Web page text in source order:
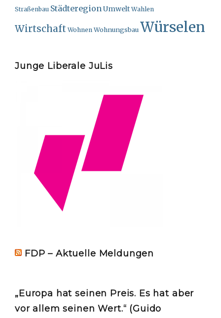
Straßenbau Städteregion Umwelt Wahlen
Wirtschaft Wohnen WohnungsbauWürselen
Junge Liberale JuLis
FDP – Aktuelle Meldungen
„Europa hat seinen Preis. Es hat aber
vor allem seinen Wert.“ (Guido